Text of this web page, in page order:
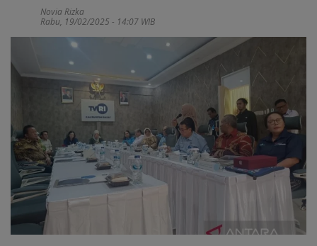
Novia Rizka
Rabu, 19/02/2025 - 14:07 WIB